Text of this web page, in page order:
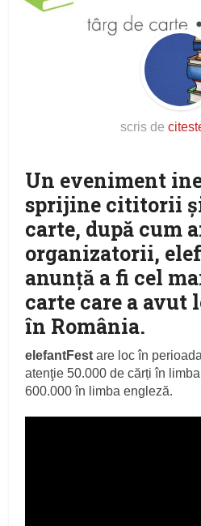
scris de
Un eveniment
sprijine cititorii
carte, după cum
organizatorii,
anunţă a fi cel
carte care a avut
în România.
elefantFest are loc în
atenţie 50.000 de cărți în
600.000 în limba engleză.